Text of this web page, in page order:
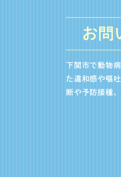
お問
下関市で動物
た違和感や嘔
断や予防接種